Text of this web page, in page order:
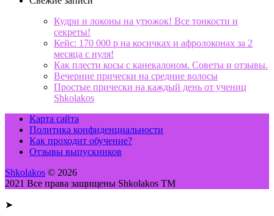
Кудри и локоны на утюжок! Все тонкости и
секреты!
Кейс: 170 000 р на косичках и афролоконах за 2
месяца с нуля!
Как плести косы с канекалоном. Советы и отзывы.
Вечерние прически на средние волосы
Простые прически на каждый день от учениц
Shkolakos
Карта сайта
Политика конфиденциальности
Как проходит обучение?
Отзывы выпускников
Shkolakos © 2026
2021 Все права защищены Shkolakos TM
➤